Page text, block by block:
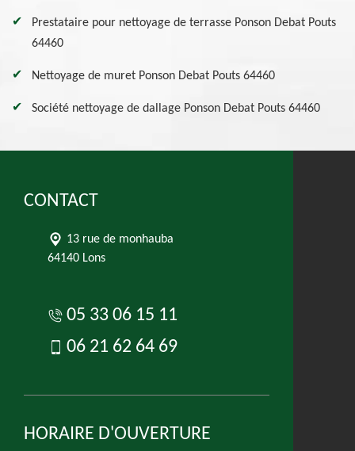
Prestataire pour nettoyage de terrasse Ponson Debat Pouts
64460
Nettoyage de muret Ponson Debat Pouts 64460
Société nettoyage de dallage Ponson Debat Pouts 64460
CONTACT
13 rue de monhauba
64140 Lons
05 33 06 15 11
06 21 62 64 69
HORAIRE D'OUVERTURE